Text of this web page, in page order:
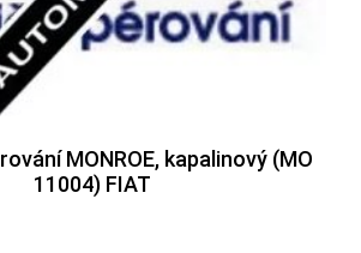
MONROE, kapalinový (MO
11004) FIAT